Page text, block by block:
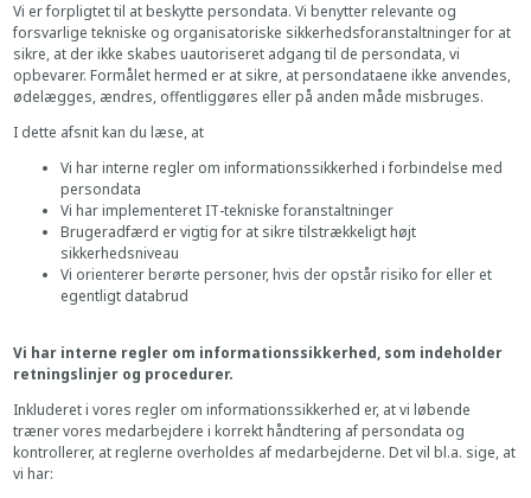
Vi er forpligtet til at beskytte persondata. Vi benytter relevante og
forsvarlige tekniske og organisatoriske sikkerhedsforanstaltninger for at
sikre, at der ikke skabes uautoriseret adgang til de persondata, vi
opbevarer. Formålet hermed er at sikre, at persondataene ikke anvendes,
ødelægges, ændres, offentliggøres eller på anden måde misbruges.
I dette afsnit kan du læse, at
Vi har interne regler om informationssikkerhed i forbindelse med
persondata
Vi har implementeret IT-tekniske foranstaltninger
Brugeradfærd er vigtig for at sikre tilstrækkeligt højt
sikkerhedsniveau
Vi orienterer berørte personer, hvis der opstår risiko for eller et
egentligt databrud
Vi har interne regler om informationssikkerhed, som indeholder
retningslinjer og procedurer.
Inkluderet i vores regler om informationssikkerhed er, at vi løbende
træner vores medarbejdere i korrekt håndtering af persondata og
kontrollerer, at reglerne overholdes af medarbejderne. Det vil bl.a. sige, at
vi har: